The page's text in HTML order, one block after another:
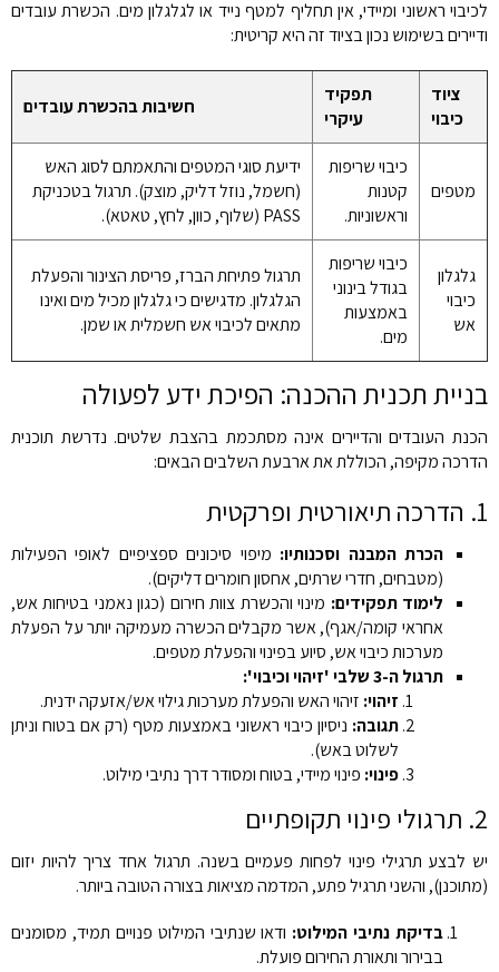
לכיבוי ראשוני ומיידי, אין תחליף למטף נייד או לגלגלון מים. הכשרת עובדים
ודיירים בשימוש נכון בציוד זה היא קריטית:
ציוד
כיבוי
תפקיד
עיקרי
חשיבות בהכשרת עובדים
מטפים
כיבוי שריפות
קטנות
וראשוניות.
ידיעת סוגי המטפים והתאמתם לסוג האש
(חשמל, נוזל דליק, מוצק). תרגול בטכניקת
PASS (שלוף, כוון, לחץ, טאטא).
גלגלון
כיבוי
אש
כיבוי שריפות
בגודל בינוני
באמצעות
מים.
תרגול פתיחת הברז, פריסת הצינור והפעלת
הגלגלון. מדגישים כי גלגלון מכיל מים ואינו
מתאים לכיבוי אש חשמלית או שמן.
בניית תכנית ההכנה: הפיכת ידע לפעולה
הכנת העובדים והדיירים אינה מסתכמת בהצבת שלטים. נדרשת תוכנית
הדרכה מקיפה, הכוללת את ארבעת השלבים הבאים:
1. הדרכה תיאורטית ופרקטית
הכרת המבנה וסכנותיו: מיפוי סיכונים ספציפיים לאופי הפעילות
(מטבחים, חדרי שרתים, אחסון חומרים דליקים).
לימוד תפקידים: מינוי והכשרת צוות חירום (כגון נאמני בטיחות אש,
אחראי קומה/אגף), אשר מקבלים הכשרה מעמיקה יותר על הפעלת
מערכות כיבוי אש, סיוע בפינוי והפעלת מטפים.
תרגול ה-3 שלבי 'זיהוי וכיבוי':
זיהוי: זיהוי האש והפעלת מערכות גילוי אש/אזעקה ידנית.
תגובה: ניסיון כיבוי ראשוני באמצעות מטף (רק אם בטוח וניתן
לשלוט באש).
פינוי: פינוי מיידי, בטוח ומסודר דרך נתיבי מילוט.
2. תרגולי פינוי תקופתיים
יש לבצע תרגילי פינוי לפחות פעמיים בשנה. תרגול אחד צריך להיות יזום
(מתוכנן), והשני תרגיל פתע, המדמה מציאות בצורה הטובה ביותר.
בדיקת נתיבי המילוט: ודאו שנתיבי המילוט פנויים תמיד, מסומנים
בבירור ותאורת החירום פועלת.